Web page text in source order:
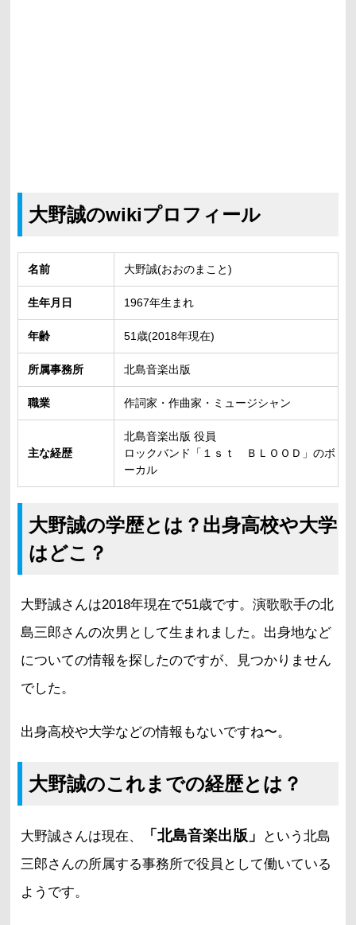
大野誠のwikiプロフィール
名前 大野誠(おおのまこと)
生年月日 1967年生まれ
年齢 51歳(2018年現在)
所属事務所 北島音楽出版
職業 作詞家・作曲家・ミュージシャン
主な経歴
北島音楽出版 役員
ロックバンド「１ｓｔ ＢＬＯＯＤ」のボ
ーカル
大野誠の学歴とは？出身高校や大学
はどこ？
大野誠さんは2018年現在で51歳です。演歌歌手の北
島三郎さんの次男として生まれました。出身地など
についての情報を探したのですが、見つかりません
でした。
出身高校や大学などの情報もないですね〜。
大野誠のこれまでの経歴とは？
大野誠さんは現在、 「北島音楽出版」
という北島
三郎さんの所属する事務所で役員として働いている
ようです。